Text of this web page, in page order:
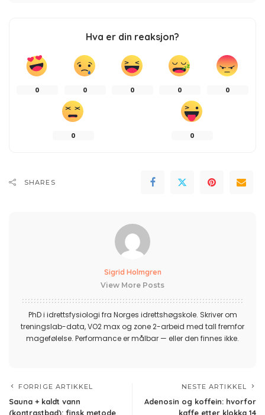
Hva er din reaksjon?
0 0 0 0 0
0 0
SHARES
Sigrid Holmgren
View More Posts
PhD i idrettsfysiologi fra Norges idrettshøgskole. Skriver om
treningslab-data, VO2 max og zone 2-arbeid med tall fremfor
magefølelse. Performance er målbar — eller den finnes ikke.
FORRIGE ARTIKKEL
Sauna + kaldt vann
(kontrastbad): finsk metode
NESTE ARTIKKEL
Adenosin og koffein: hvorfor
kaffe etter klokka 14